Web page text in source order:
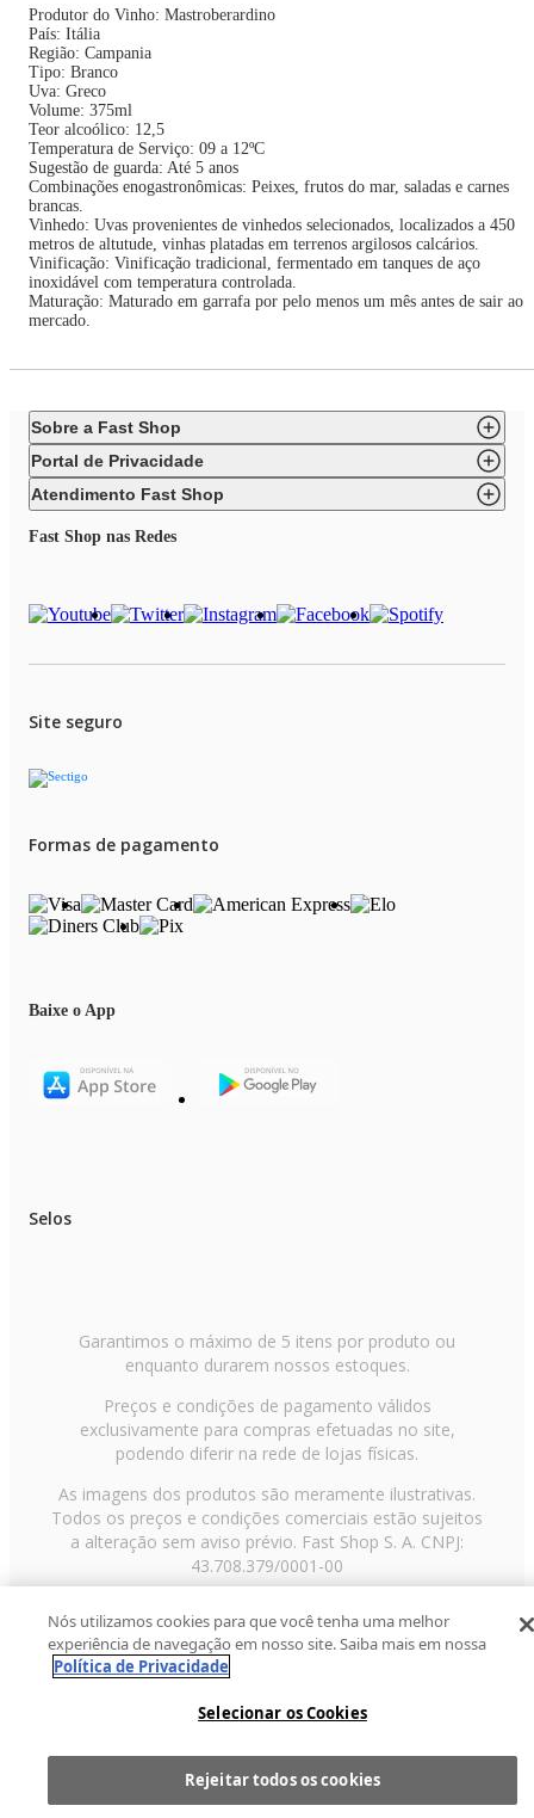
Produtor do Vinho: Mastroberardino
País: Itália
Região: Campania
Tipo: Branco
Uva: Greco
Volume: 375ml
Teor alcoólico: 12,5
Temperatura de Serviço: 09 a 12ºC
Sugestão de guarda: Até 5 anos
Combinações enogastronômicas: Peixes, frutos do mar, saladas e carnes
brancas.
Vinhedo: Uvas provenientes de vinhedos selecionados, localizados a 450
metros de altutude, vinhas platadas em terrenos argilosos calcários.
Vinificação: Vinificação tradicional, fermentado em tanques de aço
inoxidável com temperatura controlada.
Maturação: Maturado em garrafa por pelo menos um mês antes de sair ao
mercado.
Sobre a Fast Shop
Portal de Privacidade
Atendimento Fast Shop
Fast Shop nas Redes
Site seguro
Formas de pagamento
Baixe o App
Selos
Garantimos o máximo de 5 itens por produto ou
enquanto durarem nossos estoques.
Preços e condições de pagamento válidos
exclusivamente para compras efetuadas no site,
podendo diferir na rede de lojas físicas.
As imagens dos produtos são meramente ilustrativas.
Todos os preços e condições comerciais estão sujeitos
a alteração sem aviso prévio. Fast Shop S. A. CNPJ:
43.708.379/0001-00
Paulo/SP, CEP 02029-001, Telefone: 11 3003-3728 ©
2013 Fast Shop - Todos os direitos reservadosRF
Nós utilizamos cookies para que você tenha uma melhor
experiência de navegação em nosso site. Saiba mais em nossa
Política de Privacidade
Selecionar os Cookies
Rejeitar todos os cookies